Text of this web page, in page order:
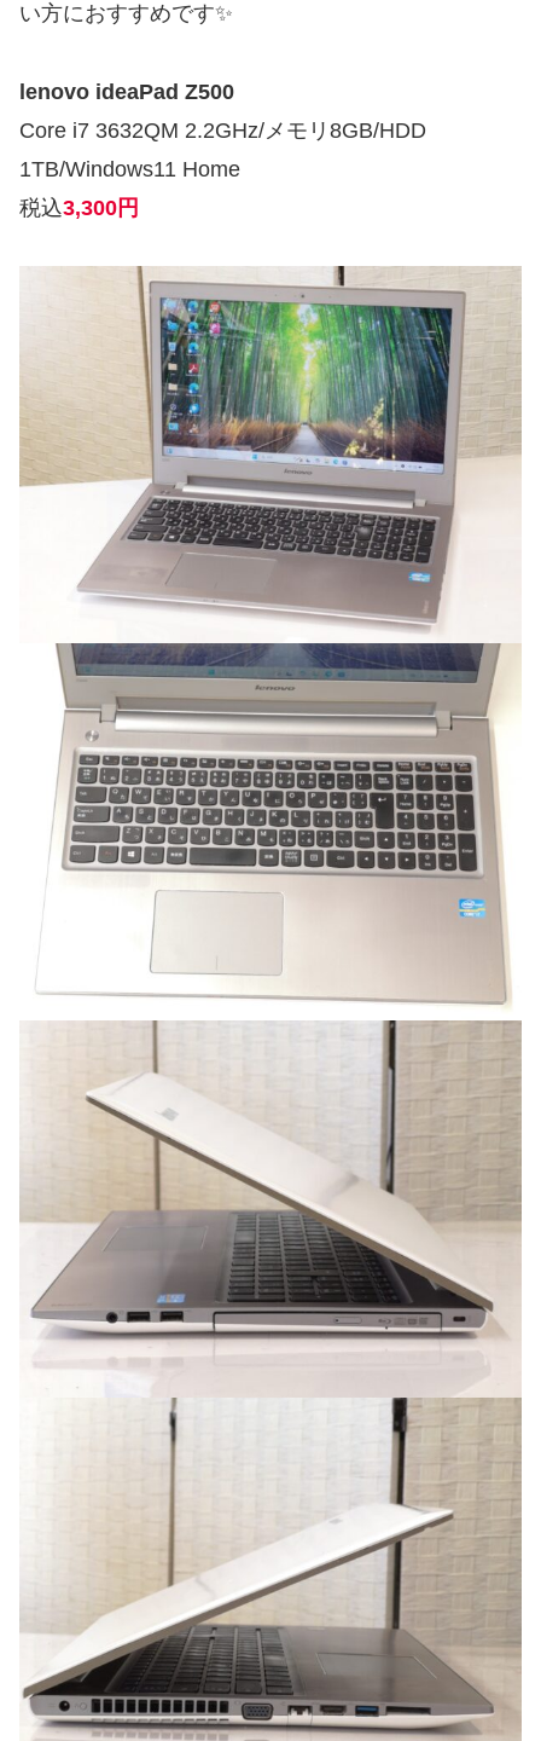
い方におすすめです✨
lenovo ideaPad Z500
Core i7 3632QM 2.2GHz/メモリ8GB/HDD
1TB/Windows11 Home
税込3,300円